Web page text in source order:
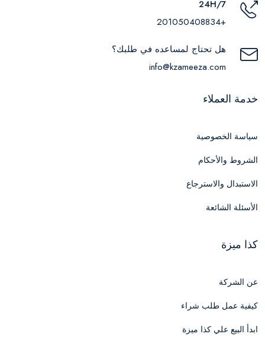
24H/7
+201050408834
هل تحتاج لمساعده في طلبك؟
info@kzameeza.com
خدمة العملاء
سياسة الخصوصية
الشروط والأحكام
الاستبدال والاسترجاع
الأسئلة الشائعة
كذا ميزة
عن الشركة
كيفية عمل طلب شراء
ابدأ البيع علي كذا ميزة